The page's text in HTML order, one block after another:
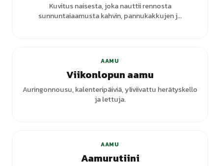
Kuvitus naisesta, joka nauttii rennosta
sunnuntaiaamusta kahvin, pannukakkujen j...
AAMU
Viikonlopun aamu
Auringonnousu, kalenteripäiviä, yliviivattu herätyskello
ja lettuja.
AAMU
Aamurutiini